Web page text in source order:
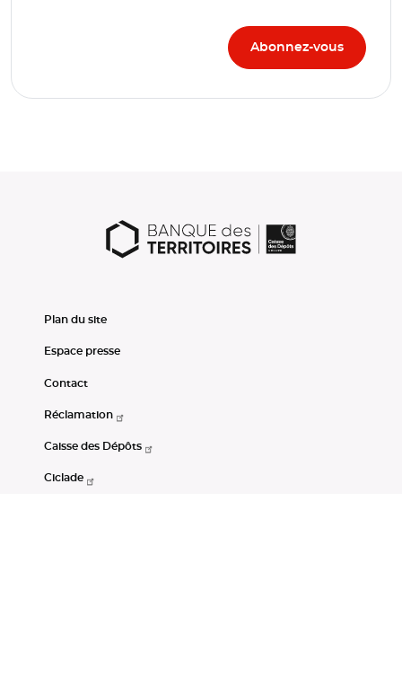
Plan du site
Espace presse
Contact
Réclamation
Caisse des Dépôts
Ciclade